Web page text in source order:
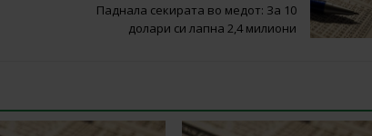
Паднала секирата во медот: За 10
долари си лапна 2,4 милиони